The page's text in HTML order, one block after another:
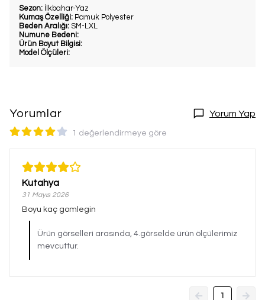
Sezon: İlkbahar-Yaz
Kumaş Özelliği: Pamuk Polyester
Beden Aralığı: SM-LXL
Numune Bedeni:
Ürün Boyut Bilgisi:
Model Ölçüleri:
Yorumlar Yorum Yap
1 değerlendirmeye göre
Kutahya
31 Mayıs 2026
Boyu kaç gomlegin
Ürün görselleri arasında, 4.görselde ürün ölçülerimiz
mevcuttur.
1